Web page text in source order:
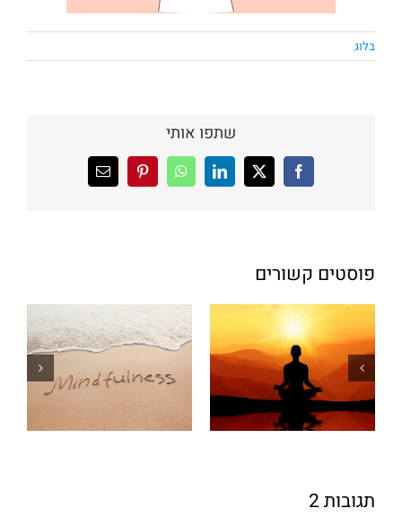
בלוג
שתפו אותי
Facebook
X
LinkedIn
WhatsApp
Pinterestכתובת
דואר
פוסטים קשורים
תגובות 2